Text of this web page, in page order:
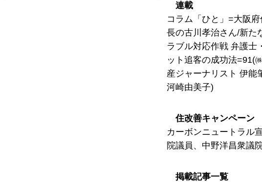
連載
コラム「ひと」=大阪
長の古川孝治さん/新た
ラブル対応作戦 弁護士
ット追客の成功法=91(
産ジャーナリスト 伊能
河崎由美子)
住改善キャンペーン
カーボンニュートラル
院議員、中野洋昌衆議
掲載記事一覧